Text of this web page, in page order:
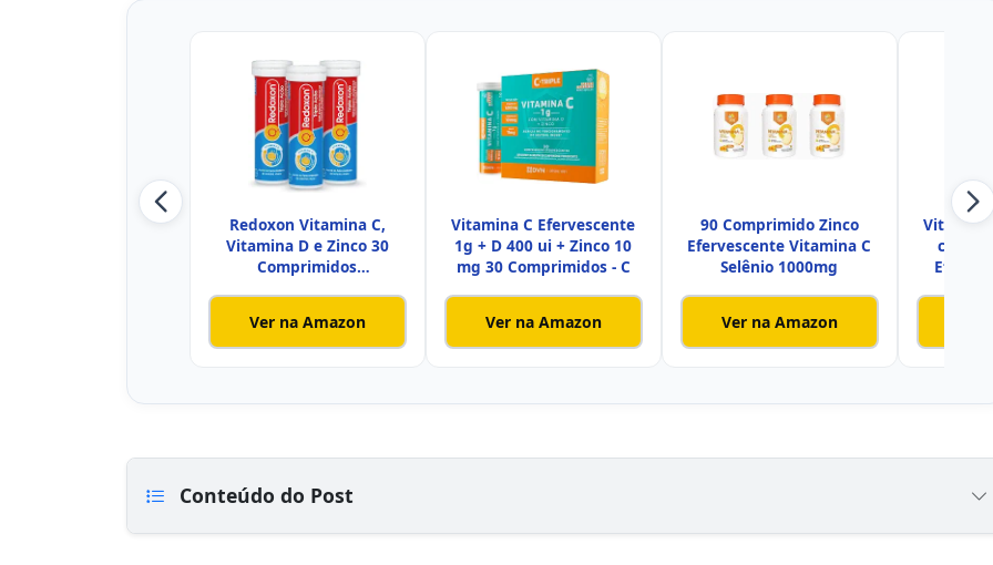
Redoxon Vitamina C,
Vitamina D e Zinco 30
Comprimidos
Ver na Amazon
Vitamina C Efervescente
1g + D 400 ui + Zinco 10
mg 30 Comprimidos - C
Ver na Amazon
90 Comprimido Zinco
Efervescente Vitamina C
Selênio 1000mg
Ver na Amazon
Vitamina
com
Conteúdo do Post